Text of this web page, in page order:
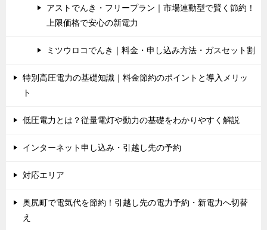
アストでんき・フリープラン｜市場連動型で賢く節約！
上限価格で安心の新電力
ミツウロコでんき｜料金・申し込み方法・ガスセット割
特別高圧電力の基礎知識｜料金節約のポイントと導入メリッ
ト
低圧電力とは？従量電灯や動力の基礎をわかりやすく解説
インターネット申し込み・引越し先の予約
対応エリア
奥尻町で電気代を節約！引越し先の電力予約・新電力へ切替
え